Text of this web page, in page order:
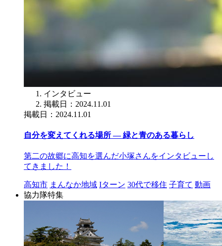
インタビュー
掲載日：2024.11.01
掲載日：2024.11.01
自分を変えてくれる場所 ― 緑と青のある暮らし
第二の故郷に高知を選んだ小塚さんをインタビューし
てきました！
高知市 まんなか地域 Iターン 30代で移住 子育て 動画
協力隊特集